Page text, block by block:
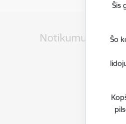
Šis
Šo
Notikumu